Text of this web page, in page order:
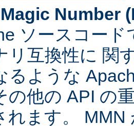
Number (
ソースコー
リ互換性に 関
るような
の他の API の
れます。